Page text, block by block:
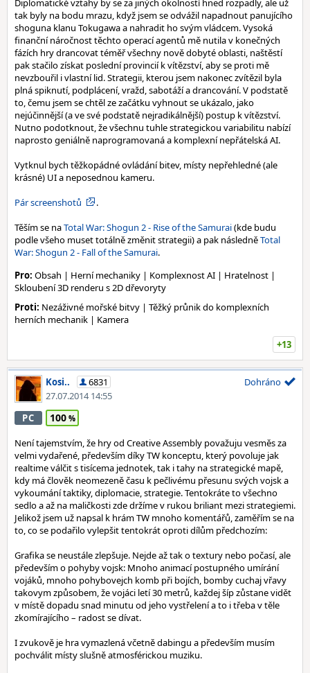
Diplomatické vztahy by se za jiných okolností hned rozpadly, ale už
tak byly na bodu mrazu, když jsem se odvážil napadnout panujícího
shoguna klanu Tokugawa a nahradit ho svým vládcem. Vysoká
finanční náročnost těchto operací agentů mě nutila v konečných
fázích hry drancovat téměř všechny nově dobyté oblasti, naštěstí
pak stačilo získat poslední provincií k vítězství, aby se proti mě
nevzbouřil i vlastní lid. Strategii, kterou jsem nakonec zvítězil byla
plná spiknutí, podplácení, vražd, sabotáží a drancování. V podstatě
to, čemu jsem se chtěl ze začátku vyhnout se ukázalo, jako
nejúčinnější (a ve své podstatě nejradikálnější) postup k vítězství.
Nutno podotknout, že všechnu tuhle strategickou variabilitu nabízí
naprosto geniálně naprogramovaná a komplexní nepřátelská AI.
Vytknul bych těžkopádné ovládání bitev, místy nepřehledné (ale
krásné) UI a neposednou kameru.
Pár screenshotů
.
Těším se naTotal War: Shogun 2 - Rise of the Samurai(kde budu
podle všeho muset totálně změnit strategii) a pak následněTotal
War: Shogun 2 - Fall of the Samurai.
Pro: Obsah | Herní mechaniky | Komplexnost AI | Hratelnost |
Skloubení 3D renderu s 2D dřevoryty
Proti: Nezáživné mořské bitvy | Těžký průnik do komplexních
herních mechanik | Kamera
+13
Kosi..
6831
27.07.2014 14:55
Dohráno
PC 100
Není tajemstvím, že hry od Creative Assembly považuju vesměs za
velmi vydařené, především díky TW konceptu, který povoluje jak
realtime válčit s tisícema jednotek, tak i tahy na strategické mapě,
kdy má člověk neomezeně času k pečlivému přesunu svých vojsk a
vykoumání taktiky, diplomacie, strategie. Tentokráte to všechno
sedlo a až na maličkosti zde držíme v rukou briliant mezi strategiemi.
Jelikož jsem už napsal k hrám TW mnoho komentářů, zaměřím se na
to, co se podařilo vylepšit tentokrát oproti dílům předchozím:
Grafika se neustále zlepšuje. Nejde až tak o textury nebo počasí, ale
především o pohyby vojsk: Mnoho animací postupného umírání
vojáků, mnoho pohybovejch komb při bojích, bomby cuchaj vřavy
takovym způsobem, že vojáci letí 30 metrů, každej šíp zůstane vidět
v místě dopadu snad minutu od jeho vystřelení a to i třeba v těle
zkomírajícího – radost se dívat.
I zvukově je hra vymazlená včetně dabingu a především musím
pochválit místy slušně atmosférickou muziku.